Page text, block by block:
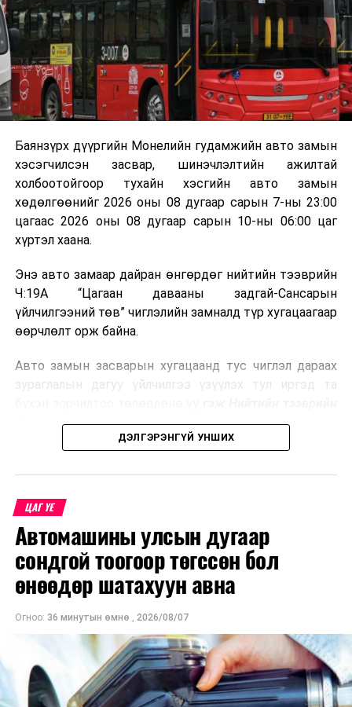
Баянзүрх дүүргийн Монелийн гудамжийн авто замын
хэсэгчилсэн засвар, шинэчлэлтийн ажилтай
холбоотойгоор тухайн хэсгийн авто замын
хөдөлгөөнийг 2026 оны 08 дугаар сарын 7-ны 23:00
цагаас 2026 оны 08 дугаар сарын 10-ны 06:00 цаг
хүртэл хаана.
Энэ авто замаар дайран өнгөрдөг нийтийн тээврийн
Ч:19А “Цагаан давааны задгай-Сансарын
үйлчилгээний төв” чиглэлийн замналд түр хугацаагаар
өөрчлөлт орж байна.
Авто замын засварын хугацаанд тус чиглэл дараах
зураглалын дагуу үйлчилгээ үзүүлэх тул иргэд та
бодлогын газраас мэдээллээ.
ДЭЛГЭРЭНГҮЙ УНШИХ
ЦАГ ҮЕ
Автомашины улсын дугаар
сондгой тоогоор төгссөн бол
өнөөдөр шатахуун авна
Огноо: 36 минутын өмнө , 2026/08/07